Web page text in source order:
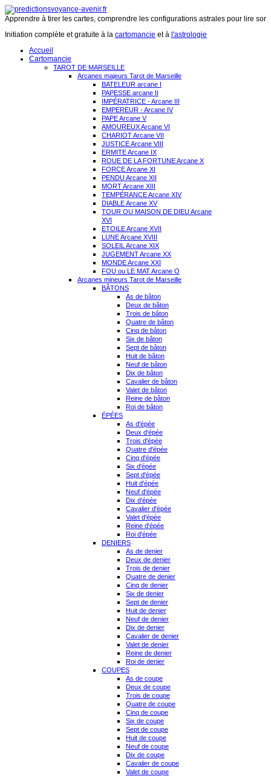
Apprendre à tirer les cartes, comprendre les configurations astrales pour lire
Initiation complète et gratuite à la cartomancie et à l'astrologie
Accueil
Cartomancie
TAROT DE MARSEILLE
Arcanes majeurs Tarot de Marseille
BATELEUR arcane I
PAPESSE arcane II
IMPÉRATRICE - Arcane III
EMPEREUR - Arcane IV
PAPE Arcane V
AMOUREUX Arcane VI
CHARIOT Arcane VII
JUSTICE Arcane VIII
ERMITE Arcane IX
ROUE DE LA FORTUNE Arcane X
FORCE Arcane XI
PENDU Arcane XII
MORT Arcane XIII
TEMPÉRANCE Arcane XIV
DIABLE Arcane XV
TOUR OU MAISON DE DIEU Arcane
XVI
ETOILE Arcane XVII
LUNE Arcane XVIII
SOLEIL Arcane XIX
JUGEMENT Arcane XX
MONDE Arcane XXI
FOU ou LE MAT Arcane O
Arcanes mineurs Tarot de Marseille
BÂTONS
As de bâton
Deux de bâton
Trois de bâton
Quatre de bâton
Cinq de bâton
Six de bâton
Sept de bâton
Huit de bâton
Neuf de bâton
Dix de bâton
Cavalier de bâton
Valet de bâton
Reine de bâton
Roi de bâton
ÉPÉES
As d'épée
Deux d'épée
Trois d'épée
Quatre d'épée
Cinq d'épée
Six d'épée
Sept d'épée
Huit d'épée
Neuf d'épée
Dix d'épée
Cavalier d'épée
Valet d'épée
Reine d'épée
Roi d'épée
DENIERS
As de denier
Deux de denier
Trois de denier
Quatre de denier
Cinq de denier
Six de denier
Sept de denier
Huit de denier
Neuf de denier
Dix de denier
Cavalier de denier
Valet de denier
Reine de denier
Roi de denier
COUPES
As de coupe
Deux de coupe
Trois de coupe
Quatre de coupe
Cinq de coupe
Six de coupe
Sept de coupe
Huit de coupe
Neuf de coupe
Dix de coupe
Cavalier de coupe
Valet de coupe